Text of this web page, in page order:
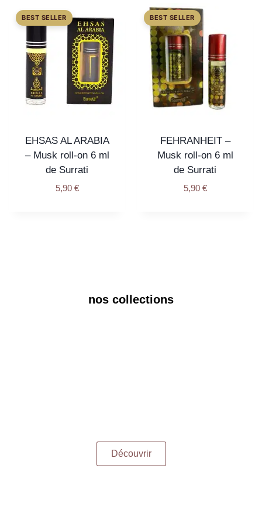
EHSAS AL ARABIA
– Musk roll-on 6 ml
de Surrati
5,90 €
FEHRANHEIT –
Musk roll-on 6 ml
de Surrati
5,90 €
nos collections
Découvrir